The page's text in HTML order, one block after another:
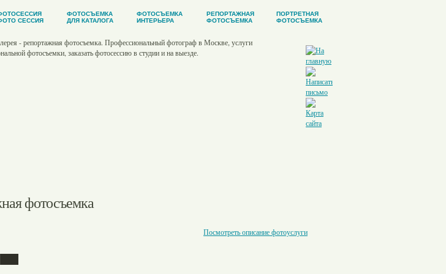
СЕССИЯ
ФОТОСЪЕМКА
ДЛЯ КАТАЛОГА
ФОТОСЪЕМКА
ИНТЕРЬЕРА
РЕПОРТАЖНАЯ
ФОТОСЪЕМКА
ПОРТРЕТНАЯ
ФОТОСЪЕМКА
фотосъемка
Посмотреть описание фотоуслуги